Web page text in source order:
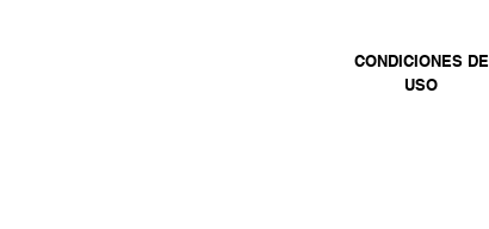
CONDICIONES DE
USO